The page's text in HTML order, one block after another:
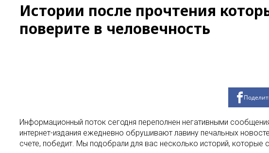
Истории после прочтения
поверите в человечность
Информационный поток сегодня переполнен негативными
интернет-издания ежедневно обрушивают лавину печальных
счете, победит. Мы подобрали для вас несколько историй,